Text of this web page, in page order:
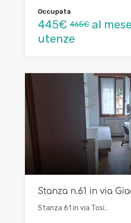
Occupata
445€ 465€ al
utenze
Stanza n.61 in via
Stanza 61 in via Tosi…